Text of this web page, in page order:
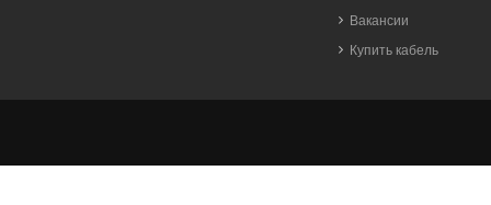
Вакансии
Купить кабель